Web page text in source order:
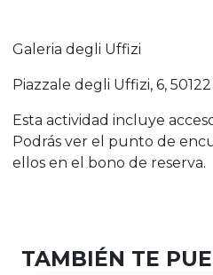
Galeria degli Uffizi
Piazzale degli Uffizi, 6,
Esta actividad incluye
Podrás ver el punto de
ellos en el bono de reserva.
TAMBIÉN TE